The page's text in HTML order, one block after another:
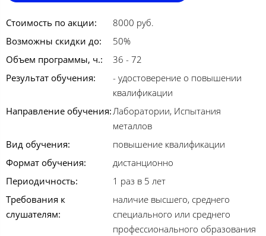
Стоимость по акции:
8000 руб.
Возможны скидки до:
50%
Объем программы, ч.:
36 - 72
Результат обучения:
- удостоверение о повышении
квалификации
Направление обучения:Лаборатории, Испытания
металлов
Вид обучения:
повышение квалификации
Формат обучения:
дистанционно
Периодичность:
1 раз в 5 лет
Требования к
слушателям:
наличие высшего, среднего
специального или среднего
профессионального образования